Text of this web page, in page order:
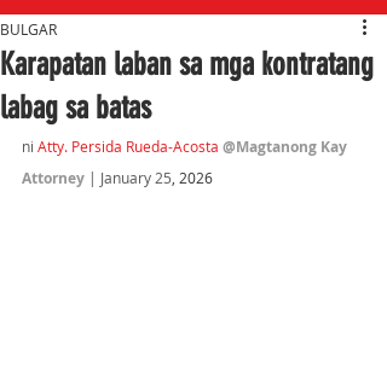
Karapatan laban sa mga kontratang
labag sa batas
BULGAR
ni Atty. Persida Rueda-Acosta @Magtanong Kay
Attorney | January 25 , 2026